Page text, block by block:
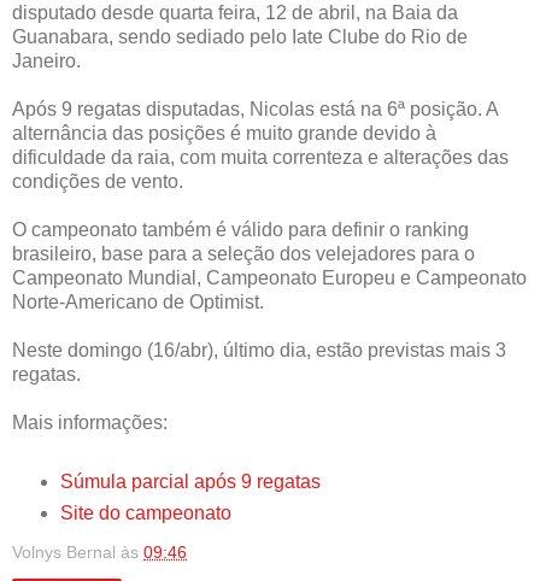
disputado desde quarta feira, 12 de abril, na Baia da
Guanabara, sendo sediado pelo Iate Clube do Rio de
Janeiro.
Após 9 regatas disputadas, Nicolas está na 6ª posição. A
alternância das posições é muito grande devido à
dificuldade da raia, com muita correnteza e alterações das
condições de vento.
O campeonato também é válido para definir o ranking
brasileiro, base para a seleção dos velejadores para o
Campeonato Mundial, Campeonato Europeu e Campeonato
Norte-Americano de Optimist.
Neste domingo (16/abr), último dia, estão previstas mais 3
regatas.
Mais informações:
Súmula parcial após 9 regatas
Site do campeonato
Volnys Bernal às 09:46